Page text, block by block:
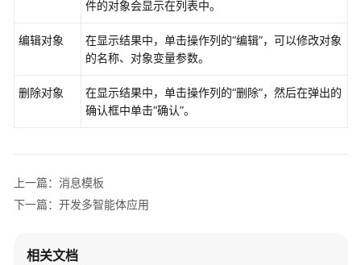
介
对
流
和
型
件的对象会显示在列表中。
编辑对象
在显示结果中，单击操作列的“编辑”，可以修改对象
的名称、对象变量参数。
删除对象
在显示结果中，单击操作列的“删除”，然后在弹出的
确认框中单击“确认”。
上一篇：消息模板
下一篇：开发多智能体应用
相关文档